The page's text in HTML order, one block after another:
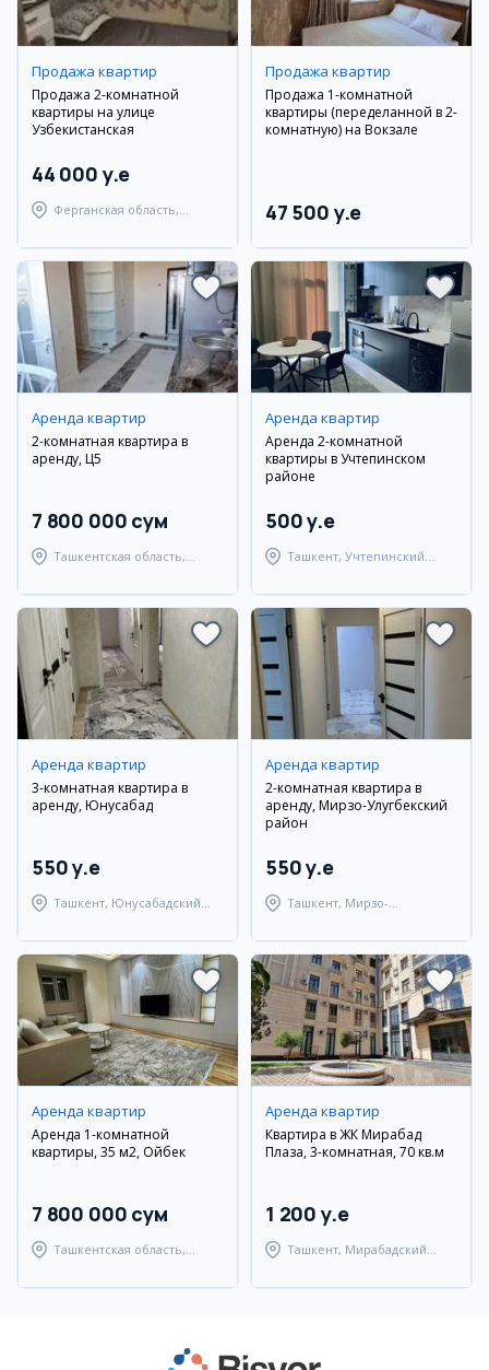
Продажа квартир
Продажа 2-комнатной
квартиры на улице
Узбекистанская
44 000 y.e
Ферганская область,
Продажа квартир
Продажа 1-комнатной
квартиры (переделанной в 2-
комнатную) на Вокзале
47 500 y.e
Аренда квартир
2-комнатная квартира в
аренду, Ц5
7 800 000 сум
Ташкентская область,
Аренда квартир
Аренда 2-комнатной
квартиры в Учтепинском
районе
500 y.e
Ташкент, Учтепинский
Аренда квартир
3-комнатная квартира в
аренду, Юнусабад
550 y.e
Ташкент, Юнусабадский
Аренда квартир
2-комнатная квартира в
аренду, Мирзо-Улугбекский
район
550 y.e
Ташкент, Мирзо-
Аренда квартир
Аренда 1-комнатной
квартиры, 35 м2, Ойбек
7 800 000 сум
Ташкентская область,
Аренда квартир
Квартира в ЖК Мирабад
Плаза, 3-комнатная, 70 кв.м
1 200 y.e
Ташкент, Мирабадский